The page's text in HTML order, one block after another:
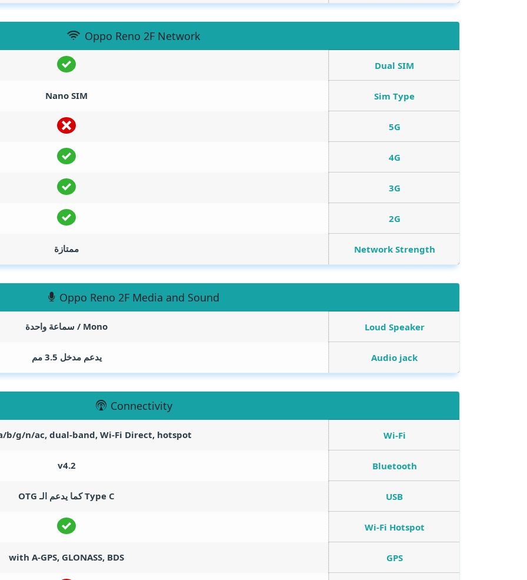
Oppo Reno 2F Network
Dual SIM
Sim Type
Nano SIM
5G
4G
3G
2G
Network Strength ممتازة
Oppo Reno 2F Media and Sound
Loud Speaker Mono / سماعة واحدة
Audio jack يدعم مدخل 3.5 مم
Connectivity
Wi-Fi
b/g/n/ac, dual-band, Wi-Fi Direct, hotspot
Bluetooth
v4.2
USB Type C كما يدعم الـ OTG
Wi-Fi Hotspot
GPS
with A-GPS, GLONASS, BDS